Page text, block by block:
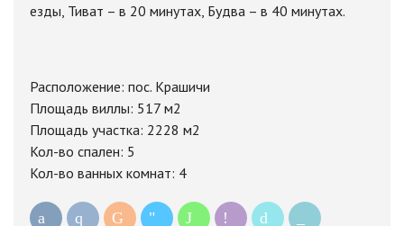
езды, Тиват – в 20 минутах, Будва – в 40 минутах.
Расположение: пос. Крашичи
Площадь виллы: 517 м2
Площадь участка: 2228 м2
Кол-во спален: 5
Кол-во ванных комнат: 4